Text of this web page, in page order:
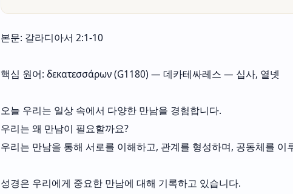
본문: 갈라디아서 2:1-10
핵심 원어: δεκατεσσάρων (G1180) — 데카테싸레스 — 십사, 열넷
오늘 우리는 일상 속에서 다양한 만남을 경험합니다.
우리는 왜 만남이 필요할까요?
우리는 만남을 통해 서로를 이해하고, 관계를 형성하며, 공동체를 이
성경은 우리에게 중요한 만남에 대해 기록하고 있습니다.